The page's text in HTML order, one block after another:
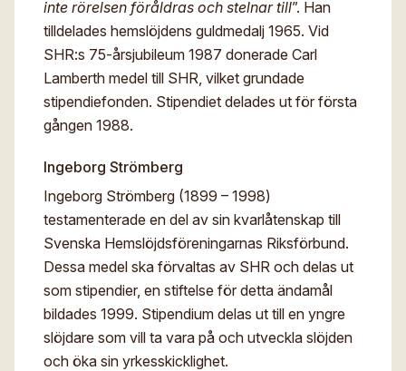
inte rörelsen föråldras och stelnar till”. Han
tilldelades hemslöjdens guldmedalj 1965. Vid
SHR:s 75-årsjubileum 1987 donerade Carl
Lamberth medel till SHR, vilket grundade
stipendiefonden. Stipendiet delades ut för första
gången 1988.
Ingeborg Strömberg
Ingeborg Strömberg (1899 – 1998)
testamenterade en del av sin kvarlåtenskap till
Svenska Hemslöjdsföreningarnas Riksförbund.
Dessa medel ska förvaltas av SHR och delas ut
som stipendier, en stiftelse för detta ändamål
bildades 1999. Stipendium delas ut till en yngre
slöjdare som vill ta vara på och utveckla slöjden
och öka sin yrkesskicklighet.